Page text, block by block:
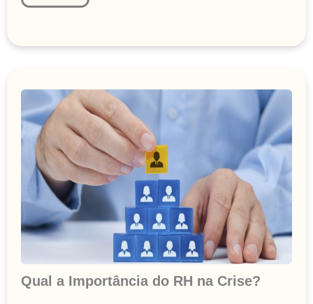
Qual a Importância do RH na Crise?